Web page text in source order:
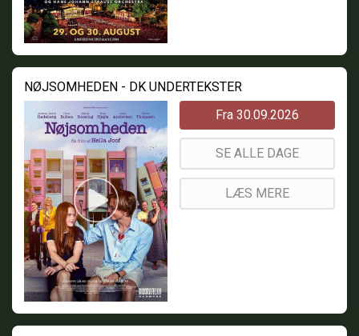
NØJSOMHEDEN - DK UNDERTEKSTER
Fra 30.09.2026
SE ALLE DAGE
LÆS MERE